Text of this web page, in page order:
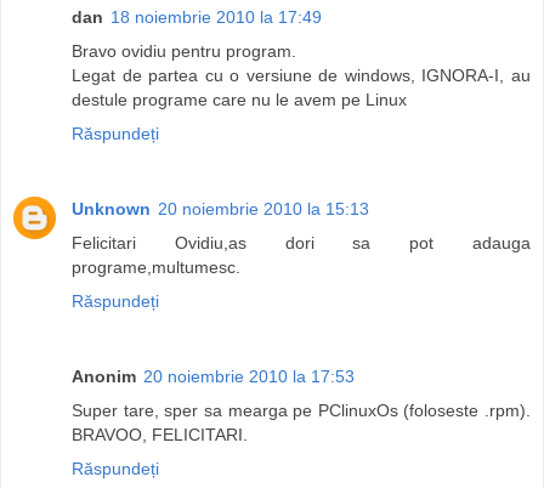
dan 18 noiembrie 2010 la 17:49
Bravo ovidiu pentru program.
Legat de partea cu o versiune de windows, IGNORA-I, au
destule programe care nu le avem pe Linux
Răspundeți
Unknown 20 noiembrie 2010 la 15:13
Felicitari Ovidiu,as dori sa pot adauga
programe,multumesc.
Răspundeți
Anonim 20 noiembrie 2010 la 17:53
Super tare, sper sa mearga pe PClinuxOs (foloseste .rpm).
BRAVOO, FELICITARI.
Răspundeți